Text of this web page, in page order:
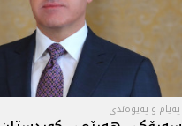
پەیام و پەیوەندی